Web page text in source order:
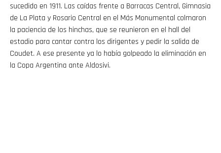
sucedido en 1911. Las caídas frente a Barracas Central, Gimnasia
de La Plata y Rosario Central en el Más Monumental colmaron
la paciencia de los hinchas, que se reunieron en el hall del
estadio para cantar contra los dirigentes y pedir la salida de
Coudet. A ese presente ya lo había golpeado la eliminación en
la Copa Argentina ante Aldosivi.